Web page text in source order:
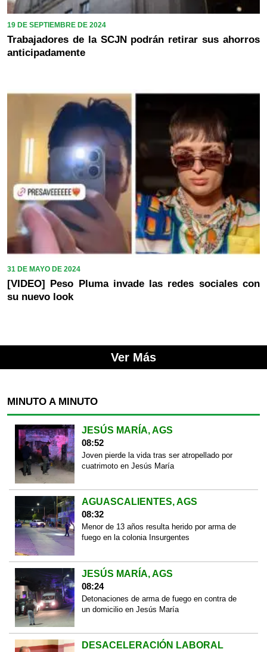
19 DE SEPTIEMBRE DE 2024
Trabajadores de la SCJN podrán retirar sus ahorros
anticipadamente
31 DE MAYO DE 2024
[VIDEO] Peso Pluma invade las redes sociales con
su nuevo look
Ver Más
MINUTO A MINUTO
JESÚS MARÍA, AGS
08:52
Joven pierde la vida tras ser atropellado por
cuatrimoto en Jesús María
AGUASCALIENTES, AGS
08:32
Menor de 13 años resulta herido por arma de
fuego en la colonia Insurgentes
JESÚS MARÍA, AGS
08:24
Detonaciones de arma de fuego en contra de
un domicilio en Jesús María
DESACELERACIÓN LABORAL